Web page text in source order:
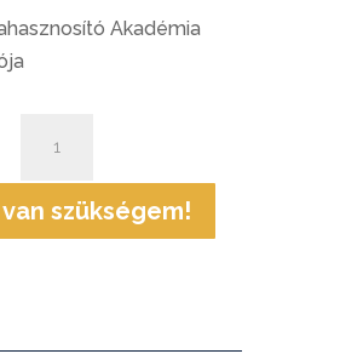
Akadémia
Alkossunk
szükségem!